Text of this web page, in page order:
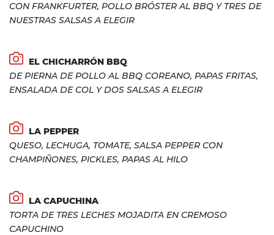
CON FRANKFURTER, POLLO BRÓSTER AL BBQ Y TRES DE
NUESTRAS SALSAS A ELEGIR
EL CHICHARRÓN BBQ
DE PIERNA DE POLLO AL BBQ COREANO, PAPAS FRITAS,
ENSALADA DE COL Y DOS SALSAS A ELEGIR
LA PEPPER
QUESO, LECHUGA, TOMATE, SALSA PEPPER CON
CHAMPIÑONES, PICKLES, PAPAS AL HILO
LA CAPUCHINA
TORTA DE TRES LECHES MOJADITA EN CREMOSO
CAPUCHINO